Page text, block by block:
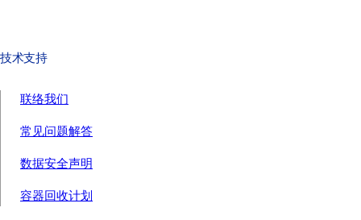
技术支持
联络我们
常见问题解答
数据安全声明
容器回收计划